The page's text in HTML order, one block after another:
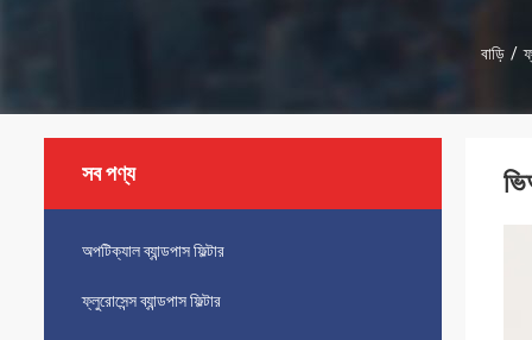
বাড়ি /
সব পণ্য
অপটিক্যাল ব্যান্ডপাস ফিল্টার
ফ্লুরোসেন্স ব্যান্ডপাস ফিল্টার